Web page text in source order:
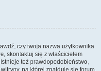
czy twoja nazwa użytkownika
skontaktuj się z właścicielem
też prawdopodobieństwo,
na której znajduje się forum.